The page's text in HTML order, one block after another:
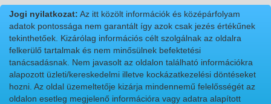
Jogi nyilatkozat: Az itt közölt információk és középárfolyam
adatok pontossága nem garantált így azok csak jezés értékűnek
tekinthetőek. Kizárólag információs célt szolgálnak az oldalra
felkerülő tartalmak és nem minősülnek befektetési
tanácsadásnak. Nem javasolt az oldalon található információkra
alapozott üzleti/kereskedelmi illetve kockázatkezelési döntéseket
hozni. Az oldal üzemeltetője kizárja mindennemű felelősségét az
oldalon esetleg megjelenő információra vagy adatra alapított